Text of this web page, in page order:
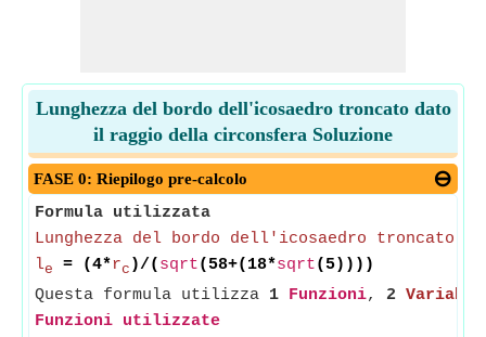
Lunghezza del bordo dell'icosaedro troncato dato
il raggio della circonsfera Soluzione
FASE 0: Riepilogo pre-calcolo
Formula utilizzata
Lunghezza del bordo dell'icosaedro troncato
le = (4*rc )/( sqrt(58+(18*sqrt(5))))
Questa formula utilizza 1 Funzioni, 2
Funzioni utilizzate